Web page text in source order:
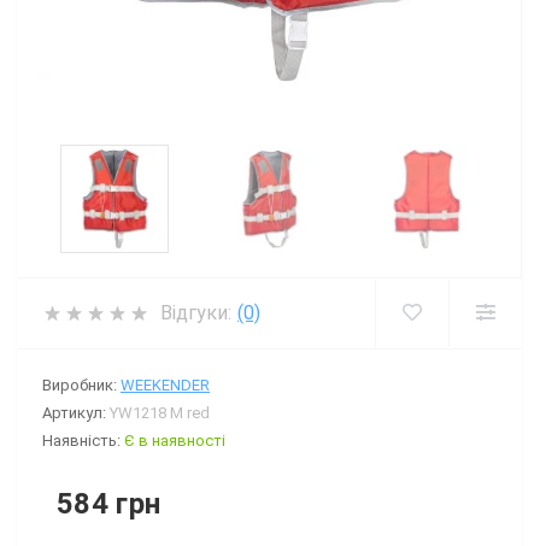
Відгуки: (0)
Виробник: WEEKENDER
Артикул: YW1218 M red
Наявність: Є в наявності
584 грн